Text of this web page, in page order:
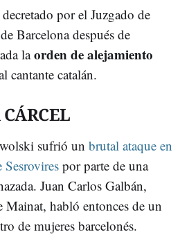
por el Juzgado de
Barcelona después de
laorden de alejamiento
cantante catalán.
sufrió un brutal ataque en
Sesrovires por parte de una
Juan Carlos Galbán,
Mainat, habló entonces de un
de mujeres barcelonés.